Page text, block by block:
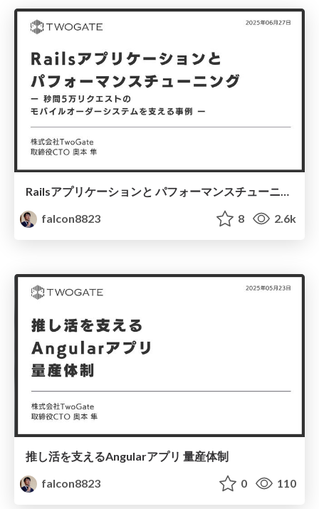
Railsアプリケーションと パフォーマンスチューニング ー 秒間5万リクエストの モバイルオーダーシステムを支える事例 ー Rubyセミナー 大阪
falcon8823
8 2.6k
推し活を支えるAngularアプリ 量産体制
falcon8823
0 110